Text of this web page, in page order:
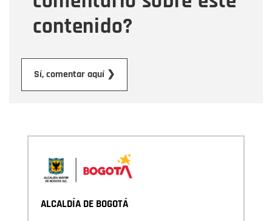
contenido?
Sí, comentar aquí ❯
ALCALDÍA DE BOGOTÁ